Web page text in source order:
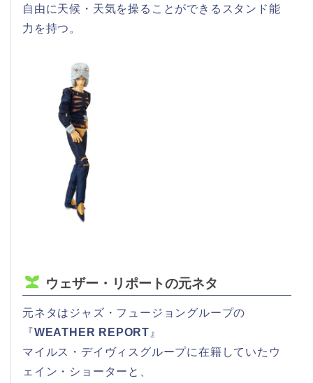
自由に天候・天気を操ることができるスタンド能
力を持つ。
ウェザー・リポートの元ネタ
元ネタはジャズ・フュージョングループの
『WEATHER REPORT 』
マイルス・デイヴィスグループに在籍していたウ
ェイン・ショーターと、